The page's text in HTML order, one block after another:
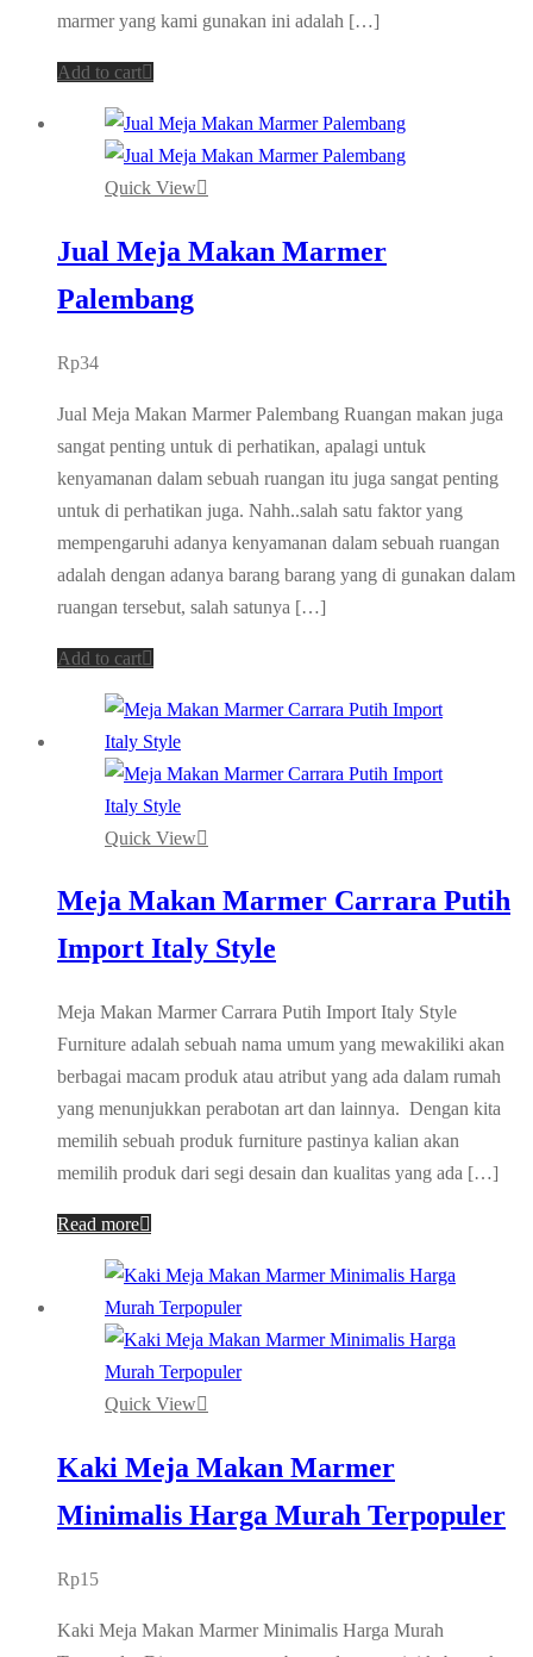
marmer yang kami gunakan ini adalah […]
Add to cart
Quick View
Jual Meja Makan Marmer
Palembang
Rp34
Jual Meja Makan Marmer Palembang Ruangan makan juga
sangat penting untuk di perhatikan, apalagi untuk
kenyamanan dalam sebuah ruangan itu juga sangat penting
untuk di perhatikan juga. Nahh..salah satu faktor yang
mempengaruhi adanya kenyamanan dalam sebuah ruangan
adalah dengan adanya barang barang yang di gunakan dalam
ruangan tersebut, salah satunya […]
Add to cart
Quick View
Meja Makan Marmer Carrara Putih
Import Italy Style
Meja Makan Marmer Carrara Putih Import Italy Style
Furniture adalah sebuah nama umum yang mewakiliki akan
berbagai macam produk atau atribut yang ada dalam rumah
yang menunjukkan perabotan art dan lainnya. Dengan kita
memilih sebuah produk furniture pastinya kalian akan
memilih produk dari segi desain dan kualitas yang ada […]
Read more
Quick View
Kaki Meja Makan Marmer
Minimalis Harga Murah Terpopuler
Rp15
Kaki Meja Makan Marmer Minimalis Harga Murah